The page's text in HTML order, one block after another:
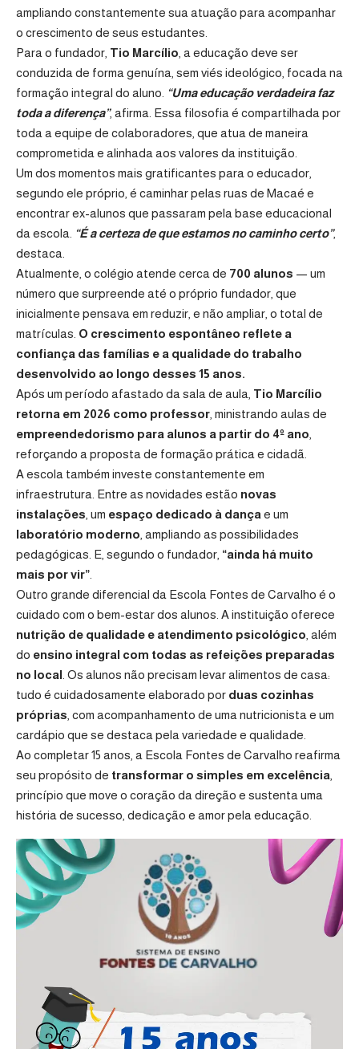
ampliando constantemente sua atuação para acompanhar
o crescimento de seus estudantes.
Para o fundador, Tio Marcílio , a educação deve ser
conduzida de forma genuína, sem viés ideológico, focada na
formação integral do aluno. “Uma educação verdadeira faz
toda a diferença”, afirma. Essa filosofia é compartilhada por
toda a equipe de colaboradores, que atua de maneira
comprometida e alinhada aos valores da instituição.
Um dos momentos mais gratificantes para o educador,
segundo ele próprio, é caminhar pelas ruas de Macaé e
encontrar ex-alunos que passaram pela base educacional
da escola. “É a certeza de que estamos no caminho certo”,
destaca.
Atualmente, o colégio atende cerca de 700 alunos — um
número que surpreende até o próprio fundador, que
inicialmente pensava em reduzir, e não ampliar, o total de
matrículas. O crescimento espontâneo reflete a
confiança das famílias e a qualidade do trabalho
desenvolvido ao longo desses 15 anos.
Após um período afastado da sala de aula, Tio Marcílio
retorna em 2026 como professor , ministrando aulas de
empreendedorismo para alunos a partir do 4º ano
reforçando a proposta de formação prática e cidadã.
A escola também investe constantemente em
infraestrutura. Entre as novidades estão novas
instalações , um espaço dedicado à dança e um
laboratório moderno , ampliando as possibilidades
pedagógicas. E, segundo o fundador, “ainda há muito
mais por vir”
Outro grande diferencial da Escola Fontes de Carvalho é o
cuidado com o bem-estar dos alunos. A instituição oferece
nutrição de qualidade e atendimento psicológico , além
do ensino integral com todas as refeições preparadas
no local . Os alunos não precisam levar alimentos de casa:
tudo é cuidadosamente elaborado por duas cozinhas
próprias , com acompanhamento de uma nutricionista e um
cardápio que se destaca pela variedade e qualidade.
Ao completar 15 anos, a Escola Fontes de Carvalho reafirma
seu propósito de transformar o simples em excelência
princípio que move o coração da direção e sustenta uma
história de sucesso, dedicação e amor pela educação.